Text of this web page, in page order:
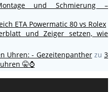
und Schmierung –
ETA Powermatic 80 vs Rolex
und Zeiger setzen, wie
Uhren: - Gezeitenpantherzu 3
🤫⌚